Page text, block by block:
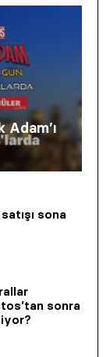
sona
sonra